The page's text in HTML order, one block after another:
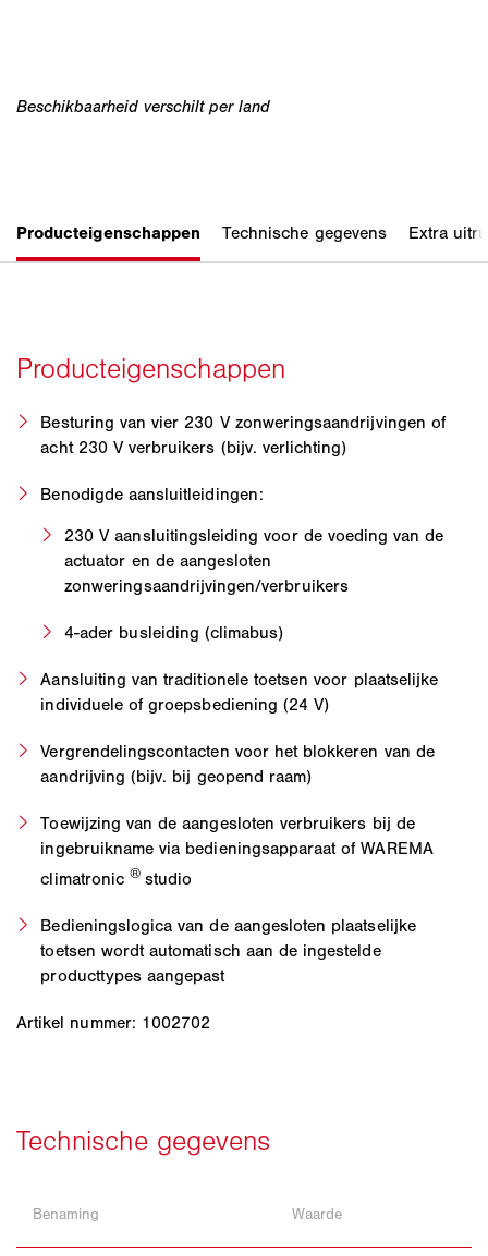
Besturing van vier 230 V zonweringsaandrijvingen of
acht 230 V verbruikers (bijv. verlichting)
Benodigde aansluitleidingen:
230 V aansluitingsleiding voor de voeding van de
actuator en de aangesloten
zonweringsaandrijvingen/verbruikers
4-ader busleiding (climabus)
Aansluiting van traditionele toetsen voor plaatselijke
individuele of groepsbediening (24 V)
Vergrendelingscontacten voor het blokkeren van de
aandrijving (bijv. bij geopend raam)
Toewijzing van de aangesloten verbruikers bij de
ingebruikname via bedieningsapparaat of WAREMA
climatronic® studio
Bedieningslogica van de aangesloten plaatselijke
toetsen wordt automatisch aan de ingestelde
producttypes aangepast
Artikel nummer: 1002702
Benaming Waarde